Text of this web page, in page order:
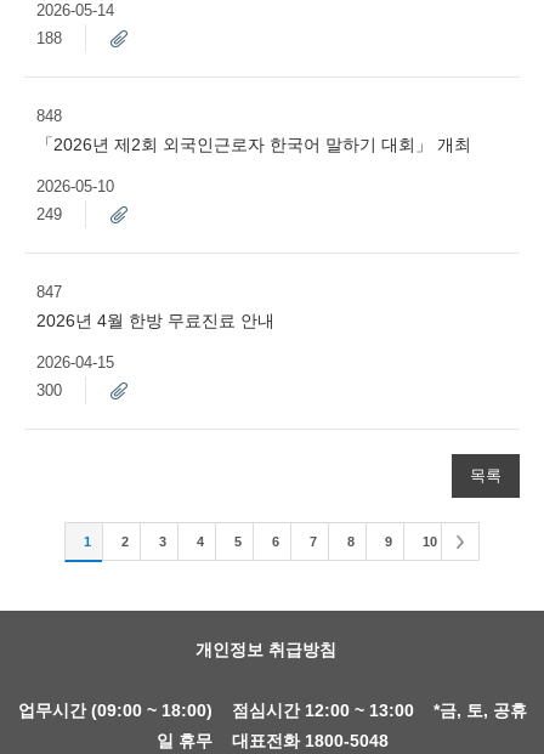
2026-05-14
188
848
「2026년 제2회 외국인근로자 한국어 말하기 대회」 개최
2026-05-10
249
847
2026년 4월 한방 무료진료 안내
2026-04-15
300
목록
1 2 3 4 5 6 7 8 9 10
개인정보 취급방침
업무시간 (09:00 ~ 18:00) 점심시간 12:00 ~ 13:00 *금, 토, 공휴
일 휴무 대표전화 1800-5048